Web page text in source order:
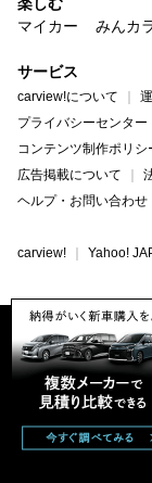
マイカー
みんカ
サービス
carview!について
プライバシーセンター
コンテンツ制作ポリシ
広告掲載について
ヘルプ・お問い合わせ
carview! Yahoo!